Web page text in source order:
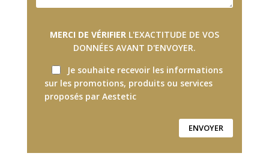
MERCI DE VÉRIFIERL'EXACTITUDE DE VOS
DONNÉES AVANT D'ENVOYER.
Je souhaite recevoir les informations
sur les promotions, produits ou services
proposés par Aestetic